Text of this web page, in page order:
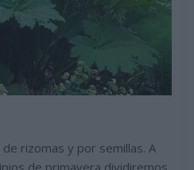
rizomas y por semillas. A